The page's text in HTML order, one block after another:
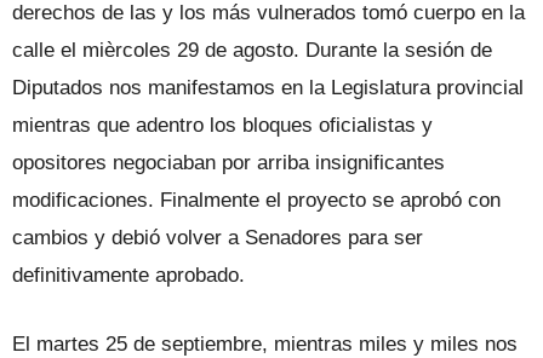
derechos de las y los más vulnerados tomó cuerpo en la
calle el mièrcoles 29 de agosto. Durante la sesión de
Diputados nos manifestamos en la Legislatura provincial
mientras que adentro los bloques oficialistas y
opositores negociaban por arriba insignificantes
modificaciones. Finalmente el proyecto se aprobó con
cambios y debió volver a Senadores para ser
definitivamente aprobado.
El martes 25 de septiembre, mientras miles y miles nos